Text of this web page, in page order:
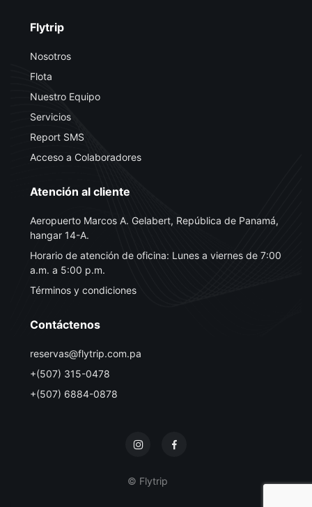
Flytrip
Nosotros
Flota
Nuestro Equipo
Servicios
Report SMS
Acceso a Colaboradores
Atención al cliente
Aeropuerto Marcos A. Gelabert, República de Panamá,
hangar 14-A.
Horario de atención de oficina: Lunes a viernes de 7:00
a.m. a 5:00 p.m.
Términos y condiciones
Contáctenos
reservas@flytrip.com.pa
+(507) 315-0478
+(507) 6884-0878
© Flytrip